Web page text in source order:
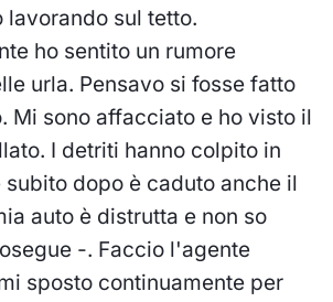
lavorando sul tetto.
ho sentito un rumore
urla. Pensavo si fosse fatto
Mi sono affacciato e ho visto il
I detriti hanno colpito in
subito dopo è caduto anche il
auto è distrutta e non so
-. Faccio l'agente
sposto continuamente per